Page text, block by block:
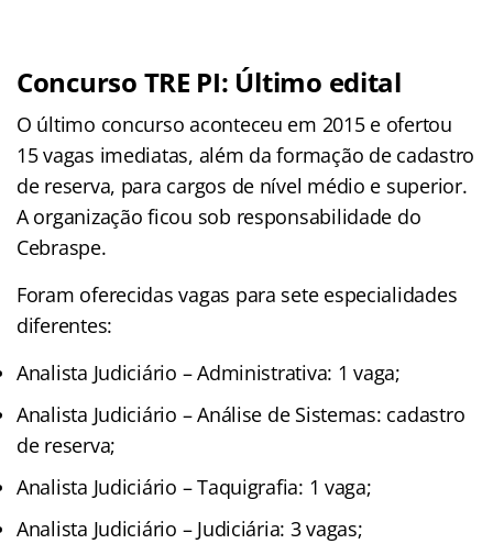
Concurso TRE PI: Último edital
O último concurso aconteceu em 2015 e ofertou
15 vagas imediatas, além da formação de cadastro
de reserva, para cargos de nível médio e superior.
A organização ficou sob responsabilidade do
Cebraspe.
Foram oferecidas vagas para sete especialidades
diferentes:
Analista Judiciário – Administrativa: 1 vaga;
Analista Judiciário – Análise de Sistemas: cadastro
de reserva;
Analista Judiciário – Taquigrafia: 1 vaga;
Analista Judiciário – Judiciária: 3 vagas;